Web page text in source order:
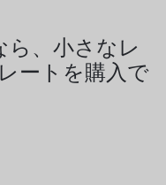
、小さなレ
ートを購入で